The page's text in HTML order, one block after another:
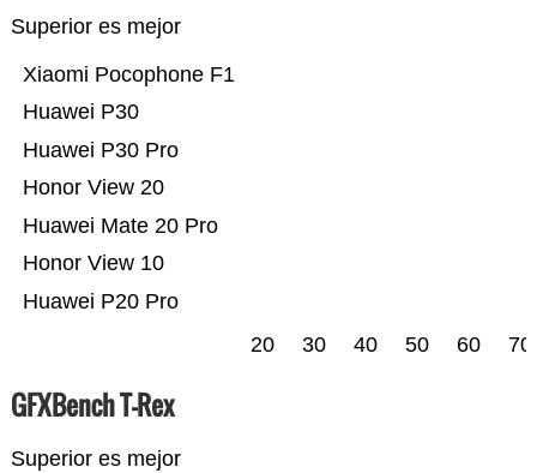
Superior es mejor
Huawei P20 Pro
Honor View 10
Huawei Mate 20 Pro
Honor View 20
Huawei P30 Pro
Huawei P30
Xiaomi Pocophone F1
20 30 40 50 60 70
GFXBench T-Rex
Superior es mejor